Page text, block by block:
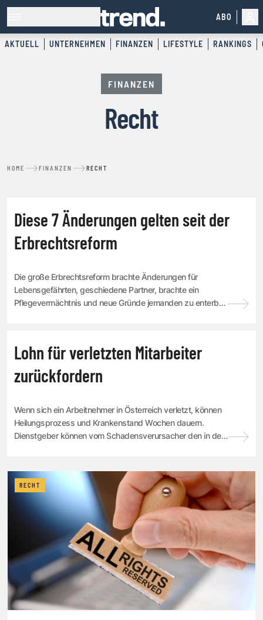
ABO
AKTUELL UNTERNEHMEN FINANZEN LIFESTYLE RANKINGS
FINANZEN
Recht
HOME FINANZEN RECHT
RECHT
Diese 7 Änderungen gelten seit der
Erbrechtsreform
Die große Erbrechtsreform brachte Änderungen für
Lebensgefährten, geschiedene Partner, brachte ein
Pflegevermächtnis und neue Gründe jemanden zu enterben
Lohn für verletzten Mitarbeiter
zurückfordern
Wenn sich ein Arbeitnehmer in Österreich verletzt, können
Heilungsprozess und Krankenstand Wochen dauern.
Dienstgeber können vom Schadensverursacher den in der
RECHT